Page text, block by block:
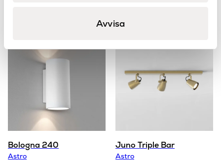
Avvisa
Bologna 240
Astro
Juno Triple Bar
Astro